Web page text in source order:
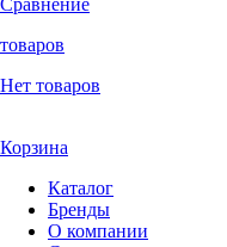
Сравнение
товаров
Нет товаров
Корзина
Каталог
Бренды
О компании